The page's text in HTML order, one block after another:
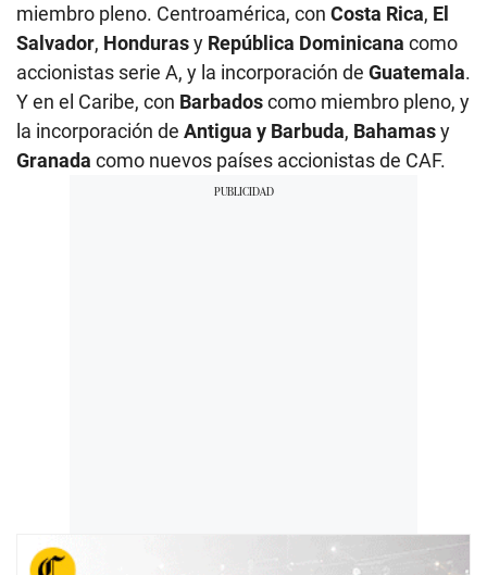
miembro pleno. Centroamérica, con Costa Rica, El
Salvador, Hondurasy República Dominicana como
accionistas serie A, y la incorporación de Guatemala.
Y en el Caribe, con Barbadoscomo miembro pleno, y
la incorporación de Antigua y Barbuda, Bahamasy
Granada como nuevos países accionistas de CAF.